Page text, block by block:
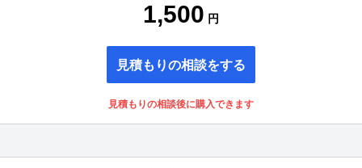
1,500 円
見積もりの相談をする
見積もりの相談後に購入できます